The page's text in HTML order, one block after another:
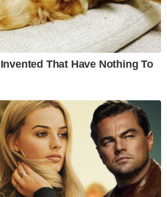
That Have Nothing To